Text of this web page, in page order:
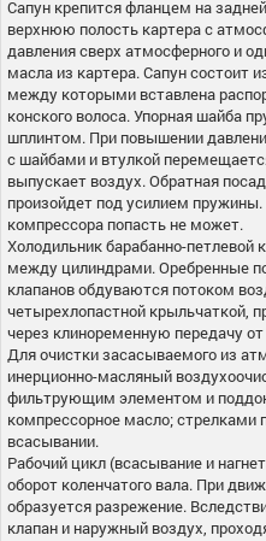
Сапун крепится фланцем на
верхнюю полость картера с
давления сверх атмосферного и
масла из картера. Сапун состоит
между которыми вставлена
конского волоса. Упорная шайба
шплинтом. При повышении
с шайбами и втулкой
выпускает воздух. Обратная
произойдет под усилием
компрессора попасть не может.
Холодильник барабанно-
между цилиндрами. Оребренные
клапанов обдуваются потоком
четырехлопастной крыльчаткой,
через клиноременную передачу от
Для очистки засасываемого из
инерционно-масляный
фильтрующим элементом и
компрессорное масло; стрелками
всасывании.
Рабочий цикл (всасывание и
оборот коленчатого вала. При
образуется разрежение.
клапан и наружный воздух,